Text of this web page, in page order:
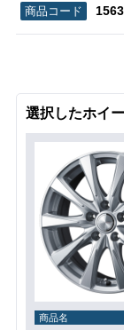
選択したホイ
商品名